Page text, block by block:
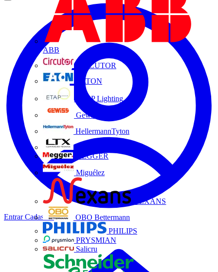
ABB
CIRCUTOR
EATON
ETAP Lighting
Gewiss
HellermannTyton
MEGGER
Miguélez
NEXANS
OBO Bettermann
PHILIPS
PRYSMIAN
Salicru
EntrarCadastrar